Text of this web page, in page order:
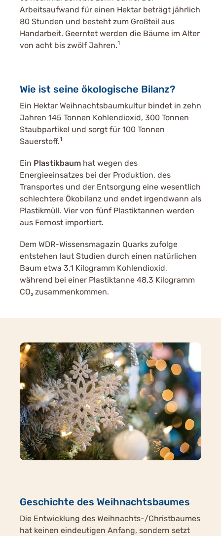
Arbeitsaufwand für einen Hektar beträgt jährlich
80 Stunden und besteht zum Großteil aus
Handarbeit. Geerntet werden die Bäume im Alter
von acht bis zwölf Jahren.1
Wie ist seine ökologische Bilanz?
Ein Hektar Weihnachtsbaumkultur bindet in zehn
Jahren 145 Tonnen Kohlendioxid, 300 Tonnen
Staubpartikel und sorgt für 100 Tonnen
Sauerstoff.1
Ein Plastikbaum hat wegen des
Energieeinsatzes bei der Produktion, des
Transportes und der Entsorgung eine wesentlich
schlechtere Ökobilanz und endet irgendwann als
Plastikmüll. Vier von fünf Plastiktannen werden
aus Fernost importiert.
Dem WDR-Wissensmagazin Quarks zufolge
entstehen laut Studien durch einen natürlichen
Baum etwa 3,1 Kilogramm Kohlendioxid,
während bei einer Plastiktanne 48,3 Kilogramm
CO₂ zusammenkommen.
Geschichte des Weihnachtsbaumes
Die Entwicklung des Weihnachts-/Christbaumes
hat keinen eindeutigen Anfang, sondern setzt